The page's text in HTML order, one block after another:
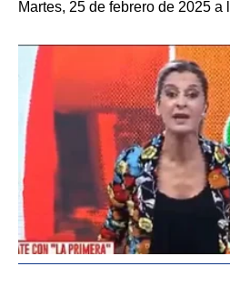
Martes, 25 de febrero de 2025 a